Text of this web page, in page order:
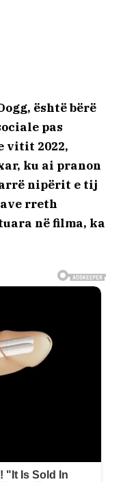
është bërë
pas
vitit 2022,
ku ai pranon
nipërit e tij
rreth
në filma, ka